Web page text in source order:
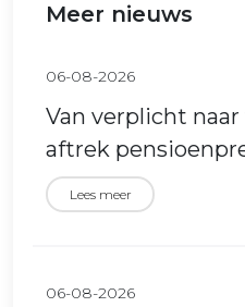
Meer nieuws
06-08-2026
Van verplicht
aftrek
Lees meer
06-08-2026